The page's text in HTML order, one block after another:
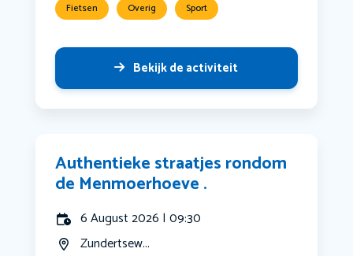
Fietsen Overig Sport
Bekijk de activiteit
Authentieke straatjes rondom
de Menmoerhoeve .
6 August 2026 | 09:30
Zundertsew...